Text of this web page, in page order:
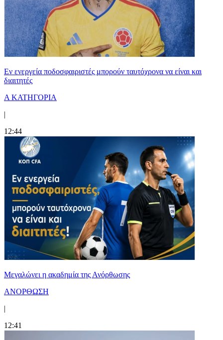
Εν ενεργεία ποδοσφαιριστές μπορούν ταυτόχρονα να είναι και
διαιτητές
Α ΚΑΤΗΓΟΡΙΑ
|
12:44
Μεγαλώνει η ακαδημία της Ανόρθωσης
ΑΝΟΡΘΩΣΗ
|
12:41